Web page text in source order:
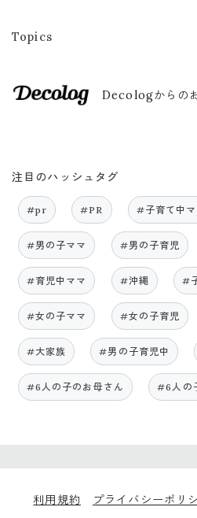
Topics
Decologからの
注目のハッシュタグ
#pr #PR #子育て中マ
#男の子ママ #男の子育児
#育児中ママ #沖縄 #
#女の子ママ #女の子育児
#大家族 #男の子育児中
#6人の子のお母さん #6人の
利用規約 プライバシーポリ